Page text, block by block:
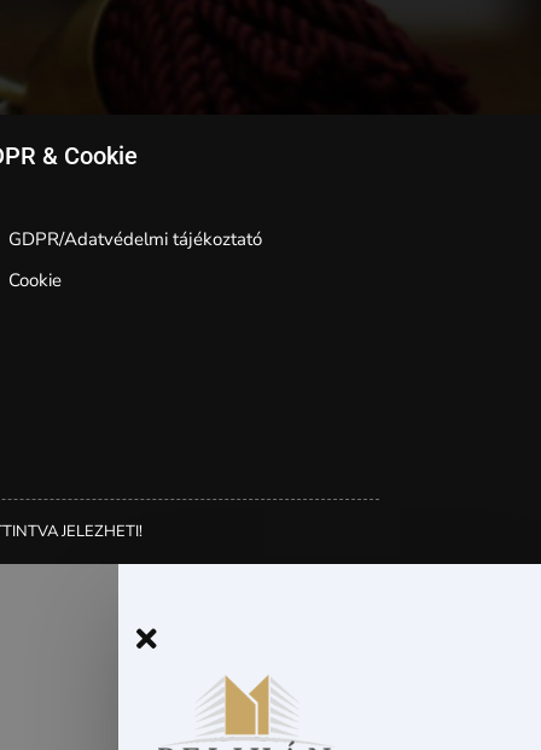
& Cookie
GDPR/Adatvédelmi tájékoztató
Cookie
JELEZHETI!
